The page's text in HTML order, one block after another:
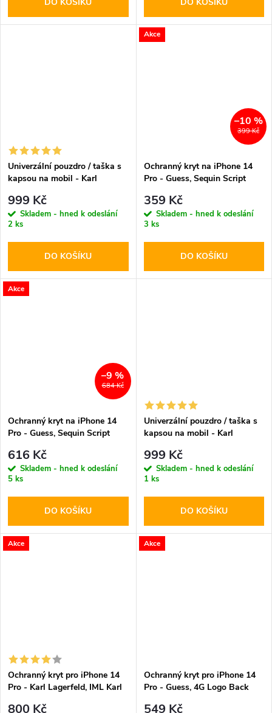
Univerzální pouzdro / taška s
kapsou na mobil - Karl
Ikonik NFT Wallet Black
999 Kč
Skladem - hned k odeslání
2 ks
DO KOŠÍKU
Akce
399 Kč
–10 %
Ochranný kryt na iPhone 14
Pro - Guess, Sequin Script
359 Kč
Skladem - hned k odeslání
3 ks
DO KOŠÍKU
Akce
684 Kč
–9 %
Ochranný kryt na iPhone 14
Pro - Guess, Sequin Script
616 Kč
Skladem - hned k odeslání
5 ks
DO KOŠÍKU
Univerzální pouzdro / taška s
kapsou na mobil - Karl
Wallet Black
999 Kč
Skladem - hned k odeslání
1 ks
DO KOŠÍKU
Akce
Ochranný kryt pro iPhone 14
Pro - Karl Lagerfeld, IML Karl
800 Kč
Akce
Ochranný kryt pro iPhone 14
Pro - Guess, 4G Logo Back
549 Kč